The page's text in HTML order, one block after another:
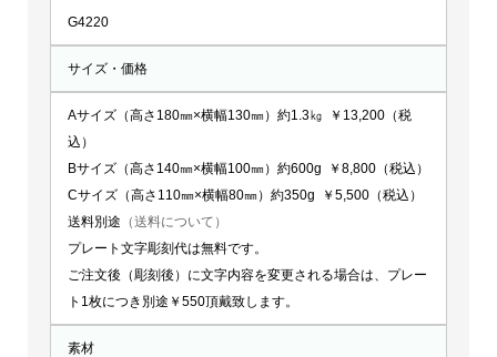
G4220
サイズ・価格
Aサイズ（高さ180㎜×横幅130㎜）約1.3㎏ ￥13,200（税
込）
Bサイズ（高さ140㎜×横幅100㎜）約600g ￥8,800（税込）
Cサイズ（高さ110㎜×横幅80㎜）約350g ￥5,500（税込）
送料別途 （送料について）
プレート文字彫刻代は無料です。
ご注文後（彫刻後）に文字内容を変更される場合は、プレー
ト1枚につき別途￥550頂戴致します。
素材